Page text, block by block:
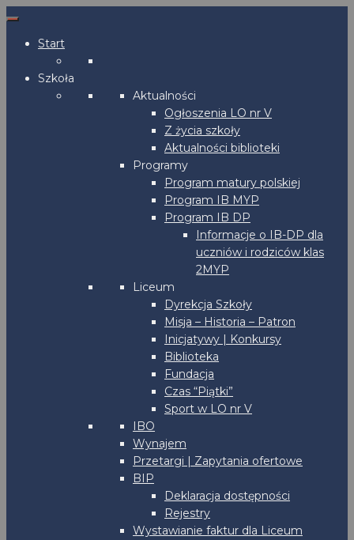
Start
Szkoła
Aktualności
Ogłoszenia LO nr V
Z życia szkoły
Aktualności biblioteki
Programy
Program matury polskiej
Program IB MYP
Program IB DP
Informacje o IB-DP dla
uczniów i rodziców klas
2MYP
Liceum
Dyrekcja Szkoły
Misja – Historia – Patron
Inicjatywy | Konkursy
Biblioteka
Fundacja
Czas “Piątki”
Sport w LO nr V
IBO
Wynajem
Przetargi | Zapytania ofertowe
BIP
Deklaracja dostępności
Rejestry
Wystawianie faktur dla Liceum